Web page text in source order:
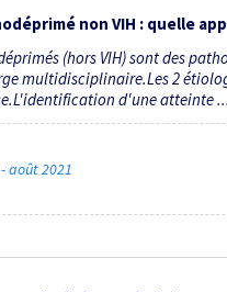
non VIH : quelle
(hors VIH) sont des
multidisciplinaire.Les 2
d'une atteinte ...
août 2021